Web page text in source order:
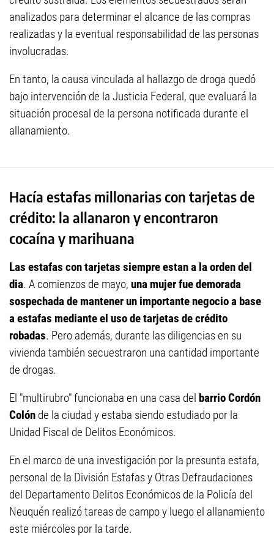
analizados para determinar el alcance de las compras
realizadas y la eventual responsabilidad de las personas
involucradas.
En tanto, la causa vinculada al hallazgo de droga quedó
bajo intervención de la Justicia Federal, que evaluará la
situación procesal de la persona notificada durante el
allanamiento.
Hacía estafas millonarias con tarjetas de
crédito: la allanaron y encontraron
cocaína y marihuana
Las estafas con tarjetas siempre estan a la orden del
dia. A comienzos de mayo, una mujer fue demorada
sospechada de mantener un importante negocio a base
a estafas mediante el uso de tarjetas de crédito
robadas. Pero además, durante las diligencias en su
vivienda también secuestraron una cantidad importante
de drogas.
El "multirubro" funcionaba en una casa del barrio Cordón
Colón de la ciudad y estaba siendo estudiado por la
Unidad Fiscal de Delitos Económicos.
En el marco de una investigación por la presunta estafa,
personal de la División Estafas y Otras Defraudaciones
del Departamento Delitos Económicos de la Policía del
Neuquén realizó tareas de campo y luego el allanamiento
este miércoles por la tarde.